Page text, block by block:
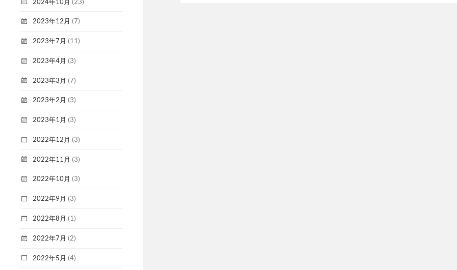
2023年12月 (7)
2023年7月 (11)
2023年4月 (3)
2023年3月 (7)
2023年2月 (3)
2023年1月 (3)
2022年12月 (3)
2022年11月 (3)
2022年10月 (3)
2022年9月 (3)
2022年8月 (1)
2022年7月 (2)
2022年5月 (4)